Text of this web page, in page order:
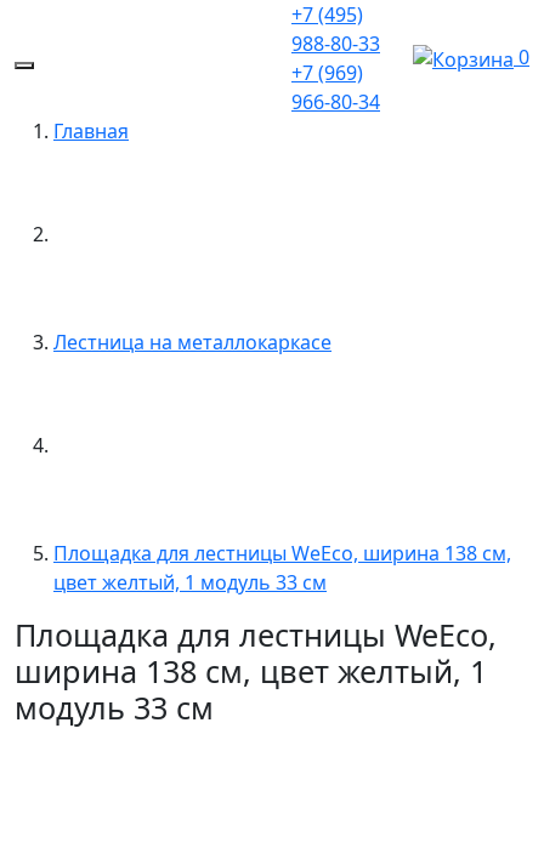
+7 (495)
988-80-33
+7 (969)
966-80-34
0
Главная
Лестница на металлокаркасе
Площадка для лестницы WeEco, ширина 138 см,
цвет желтый, 1 модуль 33 см
Площадка для лестницы WeEco,
ширина 138 см, цвет желтый, 1
модуль 33 см